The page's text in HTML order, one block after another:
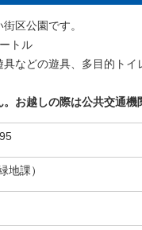
区公園です。
トル
などの遊具、多目的トイ
お越しの際は公共交通機
地課）